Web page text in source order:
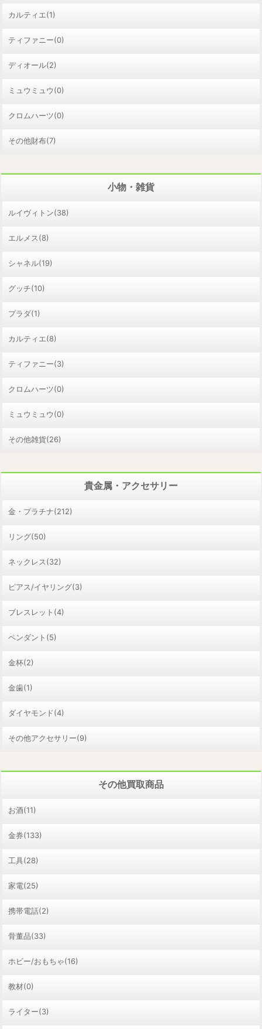
カルティエ(1)
ティファニー(0)
ディオール(2)
ミュウミュウ(0)
クロムハーツ(0)
その他財布(7)
小物・雑貨
ルイヴィトン(38)
エルメス(8)
シャネル(19)
グッチ(10)
プラダ(1)
カルティエ(8)
ティファニー(3)
クロムハーツ(0)
ミュウミュウ(0)
その他雑貨(26)
貴金属・アクセサリー
金・プラチナ(212)
リング(50)
ネックレス(32)
ピアス/イヤリング(3)
ブレスレット(4)
ペンダント(5)
金杯(2)
金歯(1)
ダイヤモンド(4)
その他アクセサリー(9)
その他買取商品
お酒(11)
金券(133)
工具(28)
家電(25)
携帯電話(2)
骨董品(33)
ホビー/おもちゃ(16)
教材(0)
ライター(3)